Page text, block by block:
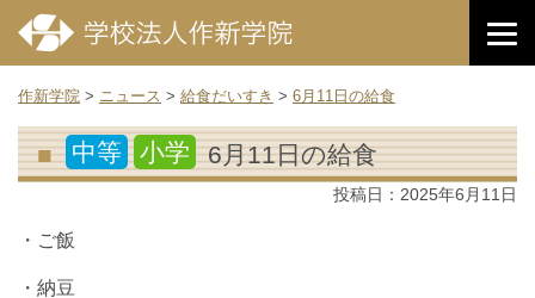
作新学院 > ニュース > 給食だいすき > 6月11日の給食
中等 小学 6月11日の給食
投稿日： 2025年6月11日
・ご飯
・納豆